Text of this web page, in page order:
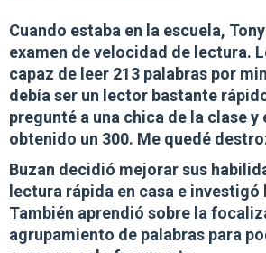
Cuando estaba en la escuela,
examen de velocidad de lectura.
capaz de leer 213 palabras por
debía ser un lector bastante
pregunté a una chica de la clase y
obtenido un 300. Me quedé
Buzan decidió mejorar sus
lectura rápida en casa e
También aprendió sobre la
agrupamiento de palabras para